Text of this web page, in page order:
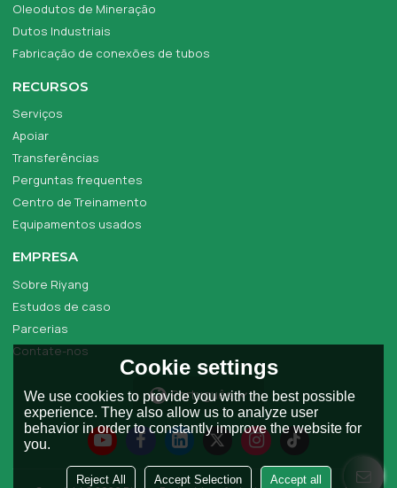
Oleodutos de Mineração
Dutos Industriais
Fabricação de conexões de tubos
RECURSOS
Serviços
Apoiar
Transferências
Perguntas frequentes
Centro de Treinamento
Equipamentos usados
EMPRESA
Sobre Riyang
Estudos de caso
Parcerias
Contate-nos
Português
Cookie settings
We use cookies to provide you with the best possible
experience. They also allow us to analyze user
behavior in order to constantly improve the website for
you.
Reject All Accept Selection Accept all